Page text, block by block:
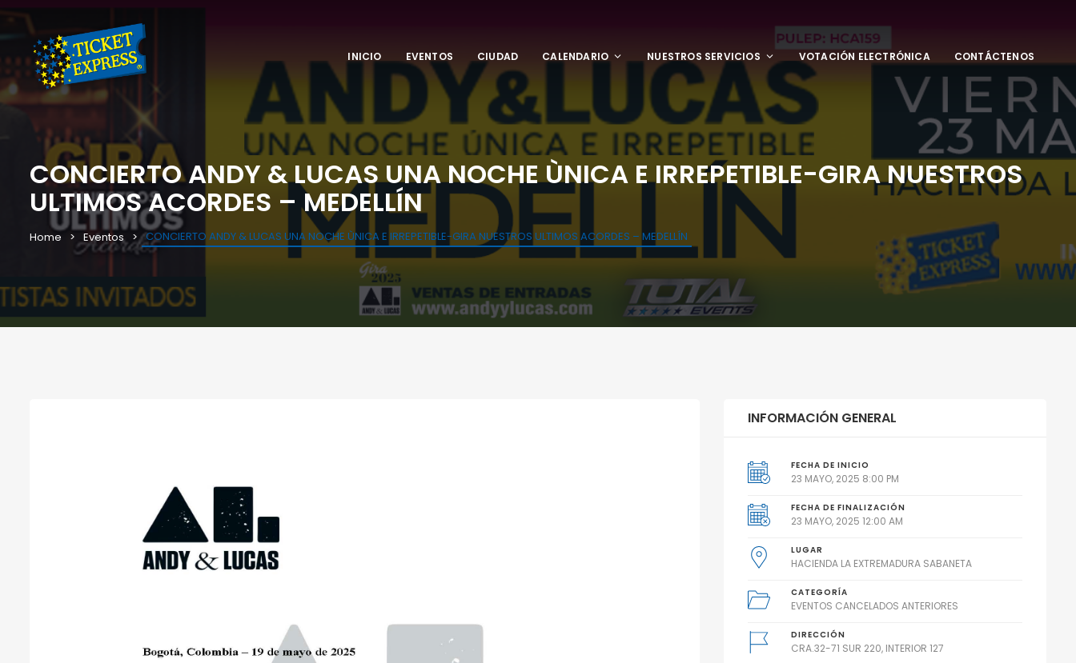
INICIO EVENTOS CIUDAD CALENDARIO NUESTROS SERVICIOS VOTACIÓN ELECTRÓNICA CONTÁCTENOS
CONCIERTO ANDY & LUCAS UNA NOCHE ÙNICA E IRREPETIBLE-GIRA NUESTROS
ULTIMOS ACORDES – MEDELLÍN
Home Eventos CONCIERTO ANDY & LUCAS UNA NOCHE ÙNICA E IRREPETIBLE-GIRA NUESTROS ULTIMOS ACORDES – MEDELLÍN
INFORMACIÓN GENERAL
FECHA DE INICIO
23 MAYO, 2025 8:00 PM
FECHA DE FINALIZACIÓN
23 MAYO, 2025 12:00 AM
LUGAR
HACIENDA LA EXTREMADURA SABANETA
CATEGORÍA
EVENTOS CANCELADOS ANTERIORES
DIRECCIÓN
CRA.32-71 SUR 220, INTERIOR 127